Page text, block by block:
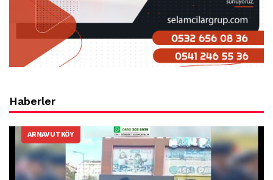
Haberler
ARNAVUTKÖY